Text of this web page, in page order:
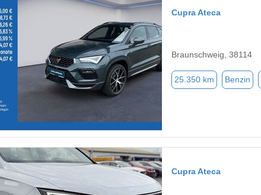
Cupra Ateca
Braunschweig, 38114
25.350 km Benzin
Cupra Ateca